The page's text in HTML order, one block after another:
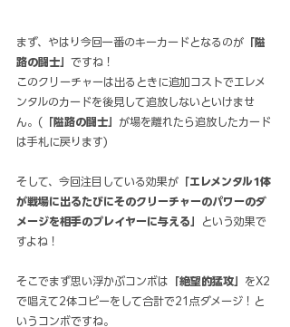
まず、やはり今回一番のキーカードとなるのが 「隘
路の闘士」 ですね！
このクリーチャーは出るときに追加コストでエレメ
ンタルのカードを後見して追放しないといけませ
ん。( 「隘路の闘士」 が場を離れたら追放したカード
は手札に戻ります)
そして、今回注目している効果が 「エレメンタル1体
が戦場に出るたびにそのクリーチャーのパワーのダ
メージを相手のプレイヤーに与える」
という効果で
すよね！
そこでまず思い浮かぶコンボは 「絶望的猛攻」 をX2
で唱えて2体コピーをして合計で21点ダメージ！と
いうコンボですね。